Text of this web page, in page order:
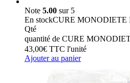
Note 5.00 sur 5
En stockCURE
Qté
quantité de CURE
43,00€ TTC l'unité
Ajouter au panier